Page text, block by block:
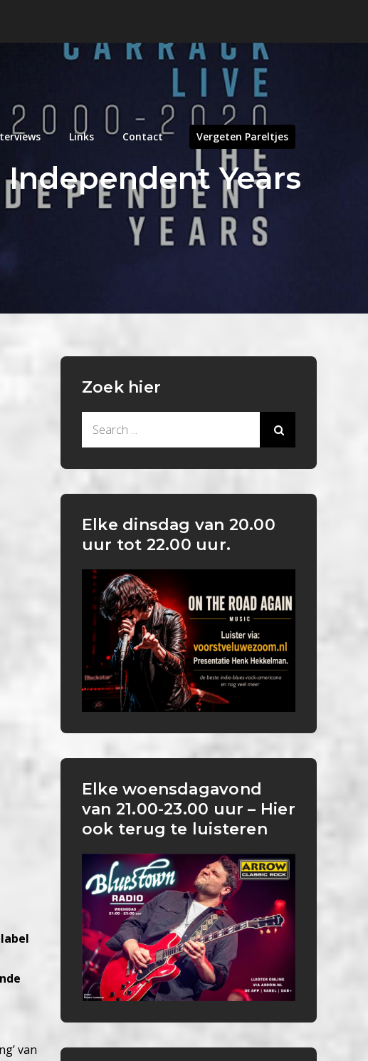
Links Contact Vergeten Pareltjes
Independent Years
van
Zoek hier
Elke dinsdag van 20.00
uur tot 22.00 uur.
Elke woensdagavond
van 21.00-23.00 uur – Hier
ook terug te luisteren